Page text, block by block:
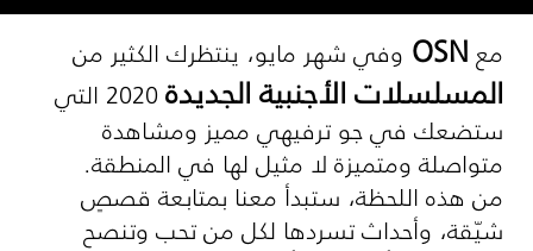
معOSN وفي شهر مايو، ينتظرك الكثير من
المسلسلات الأجنبية الجديدة 2020 التي
ستضعك في جو ترفيهي مميز ومشاهدة
متواصلة ومتميزة لا مثيل لها في المنطقة.
من هذه اللحظة، ستبدأ معنا بمتابعة قصصٍ
شيّقة، وأحداث تسردها لكل من تحب وتنصح